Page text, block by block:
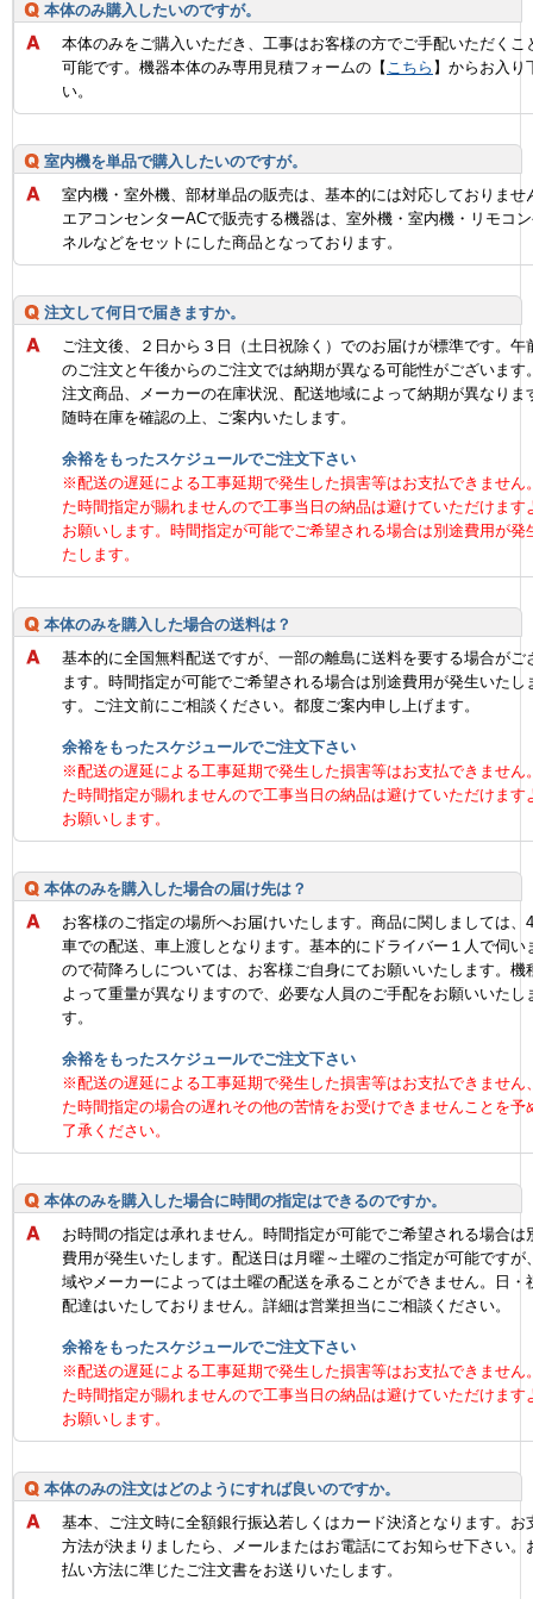
本体のみ購入したいのですが。
本体のみをご購入いただき、工事はお客様の方でご手配いただくこ
可能です。機器本体のみ専用見積フォームの【 こちら 】からお入り
い。
室内機を単品で購入したいのですが。
室内機・室外機、部材単品の販売は、基本的には対応しておりませ
エアコンセンターACで販売する機器は、室外機・室内機・リモコ
ネルなどをセットにした商品となっております。
注文して何日で届きますか。
ご注文後、２日から３日（土日祝除く）でのお届けが標準です。午
のご注文と午後からのご注文では納期が異なる可能性がございます
注文商品、メーカーの在庫状況、配送地域によって納期が異なりま
随時在庫を確認の上、ご案内いたします。
余裕をもったスケジュールでご注文下さい
※配送の遅延による工事延期で発生した損害等はお支払できません
た時間指定が賜れませんので工事当日の納品は避けていただけます
お願いします。時間指定が可能でご希望される場合は別途費用が発
たします。
本体のみを購入した場合の送料は？
基本的に全国無料配送ですが、一部の離島に送料を要する場合がご
ます。時間指定が可能でご希望される場合は別途費用が発生いたし
す。ご注文前にご相談ください。都度ご案内申し上げます。
余裕をもったスケジュールでご注文下さい
※配送の遅延による工事延期で発生した損害等はお支払できません
た時間指定が賜れませんので工事当日の納品は避けていただけます
お願いします。
本体のみを購入した場合の届け先は？
お客様のご指定の場所へお届けいたします。商品に関しましては、
車での配送、車上渡しとなります。基本的にドライバー１人で伺い
ので荷降ろしについては、お客様ご自身にてお願いいたします。機
よって重量が異なりますので、必要な人員のご手配をお願いいたし
す。
余裕をもったスケジュールでご注文下さい
※配送の遅延による工事延期で発生した損害等はお支払できません
た時間指定の場合の遅れその他の苦情をお受けできませんことを予
了承ください。
本体のみを購入した場合に時間の指定はできるのですか。
お時間の指定は承れません。時間指定が可能でご希望される場合は
費用が発生いたします。配送日は月曜～土曜のご指定が可能ですが
域やメーカーによっては土曜の配送を承ることができません。日・
配達はいたしておりません。詳細は営業担当にご相談ください。
余裕をもったスケジュールでご注文下さい
※配送の遅延による工事延期で発生した損害等はお支払できません
た時間指定が賜れませんので工事当日の納品は避けていただけます
お願いします。
本体のみの注文はどのようにすれば良いのですか。
基本、ご注文時に全額銀行振込若しくはカード決済となります。お
方法が決まりましたら、メールまたはお電話にてお知らせ下さい。
払い方法に準じたご注文書をお送りいたします。